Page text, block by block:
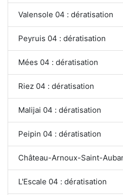
Valensole 04 : dératisation
Peyruis 04 : dératisation
Mées 04 : dératisation
Riez 04 : dératisation
Malijai 04 : dératisation
Peipin 04 : dératisation
Château-Arnoux-Saint-
L'Escale 04 : dératisation